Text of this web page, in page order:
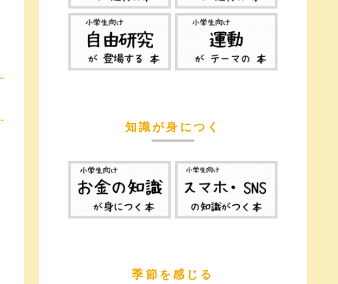
知識が身につく
季節を感じる